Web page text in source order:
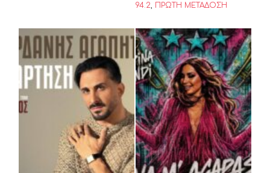
94.2
ΠΡΩΤΗ ΜΕΤΑΔΟΣΗ
ΙΟΡΔΑΝΗΣ
ΑΓΑΠΗΤΟΣ –
ΕΞΑΡΤΗΣΗ
Δέσποινα
Βανδή – Να Μ’
Αγαπάς